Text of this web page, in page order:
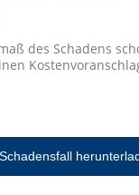
des Schadens